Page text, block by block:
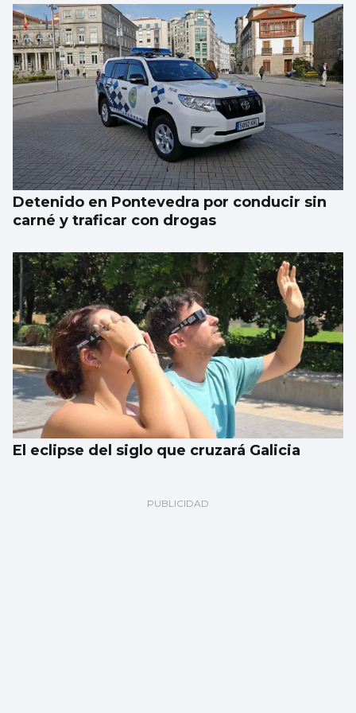
Detenido en Pontevedra por conducir sin
carné y traficar con drogas
El eclipse del siglo que cruzará Galicia